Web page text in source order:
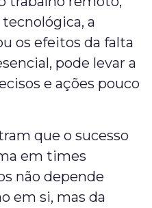
a
os efeitos da falta
pode levar a
e ações pouco
que o sucesso
em times
não depende
em si, mas da